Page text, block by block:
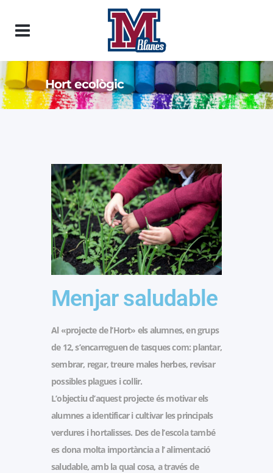
Hort ecològic
Menjar saludable
Al «projecte de l’Hort» els alumnes, en grups
de 12, s’encarreguen de tasques com: plantar,
sembrar, regar, treure males herbes, revisar
possibles plagues i collir.
L’objectiu d’aquest projecte és motivar els
alumnes a identificar i cultivar les principals
verdures i hortalisses. Des de l’escola també
es dona molta importància a l’ alimentació
saludable, amb la qual cosa, a través de